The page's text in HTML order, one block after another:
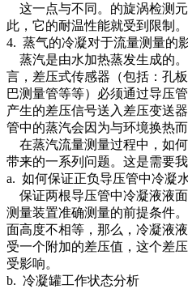
这一点与不同。的旋涡检测
此，它的耐温性能就受到限制。
4. 蒸气的冷凝对于流量测量的
蒸汽是由水加热蒸发生成的
言，差压式传感器（包括：孔
巴测量管等等）必须通过导压
产生的差压信号送入差压变送
管中的蒸汽会因为与环境换热
在蒸汽流量测量过程中，如
带来的一系列问题。这是需要
a. 如何保证正负导压管中冷凝
保证两根导压管中冷凝液液
测量装置准确测量的前提条件
面高度不相等，那么，冷凝液
受一个附加的差压值，这个差
受影响。
b. 冷凝罐工作状态分析